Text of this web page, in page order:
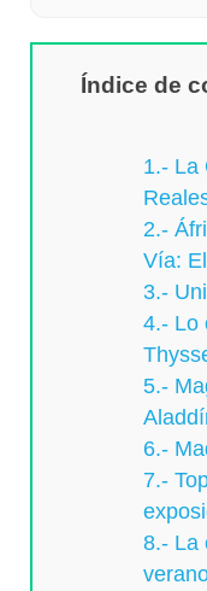
Índice de
1.- La
2.-
Vía:
3.-
4.- Lo
5.-
6.-
7.-
8.- La